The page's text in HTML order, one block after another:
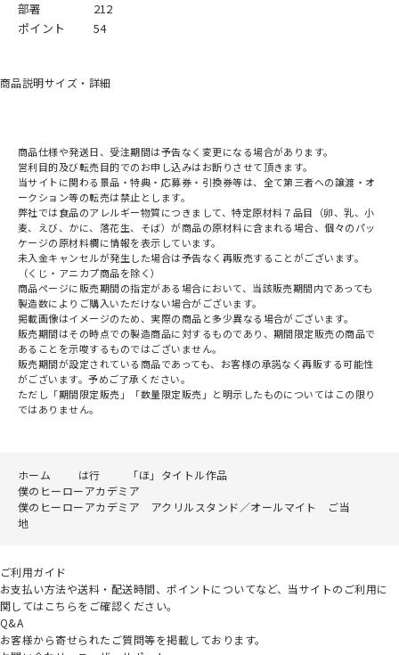
部署
212
ポイント
54
商品説明サイズ・詳細
商品仕様や発送日、受注期間は予告なく変更になる場合があります。
営利目的及び転売目的でのお申し込みはお断りさせて頂きます。
当サイトに関わる景品・特典・応募券・引換券等は、全て第三者への譲渡・オ
ークション等の転売は禁止とします。
弊社では食品のアレルギー物質につきまして、特定原材料７品目（卵、乳、小
麦、えび、かに、落花生、そば）が商品の原材料に含まれる場合、個々のパッ
ケージの原材料欄に情報を表示しています。
未入金キャンセルが発生した場合は予告なく再販売することがございます。
（くじ・アニカプ商品を除く）
商品ページに販売期間の指定がある場合において、当該販売期間内であっても
製造数によりご購入いただけない場合がございます。
掲載画像はイメージのため、実際の商品と多少異なる場合がございます。
販売期間はその時点での製造商品に対するものであり、期間限定販売の商品で
あることを示唆するものではございません。
販売期間が設定されている商品であっても、お客様の承諾なく再販する可能性
がございます。予めご了承ください。
ただし「期間限定販売」「数量限定販売」と明示したものについてはこの限り
ではありません。
ホーム は行
「ほ」タイトル作品
僕のヒーローアカデミア
僕のヒーローアカデミア アクリルスタンド／オールマイト ご当
地
ご利用ガイド
お支払い方法や送料・配送時間、ポイントについてなど、当サイトのご利用に
関してはこちらをご確認ください。
Q&A
お客様から寄せられたご質問等を掲載しております。